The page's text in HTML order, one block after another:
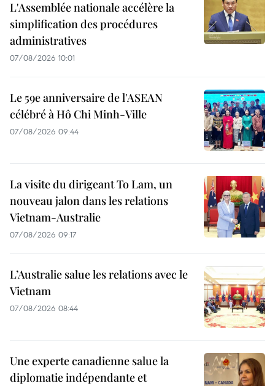
L'Assemblée nationale accélère la
simplification des procédures
administratives
07/08/2026 10:01
Le 59e anniversaire de l'ASEAN
célébré à Hô Chi Minh-Ville
07/08/2026 09:44
La visite du dirigeant To Lam, un
nouveau jalon dans les relations
Vietnam-Australie
07/08/2026 09:17
L’Australie salue les relations avec le
Vietnam
07/08/2026 08:44
Une experte canadienne salue la
diplomatie indépendante et